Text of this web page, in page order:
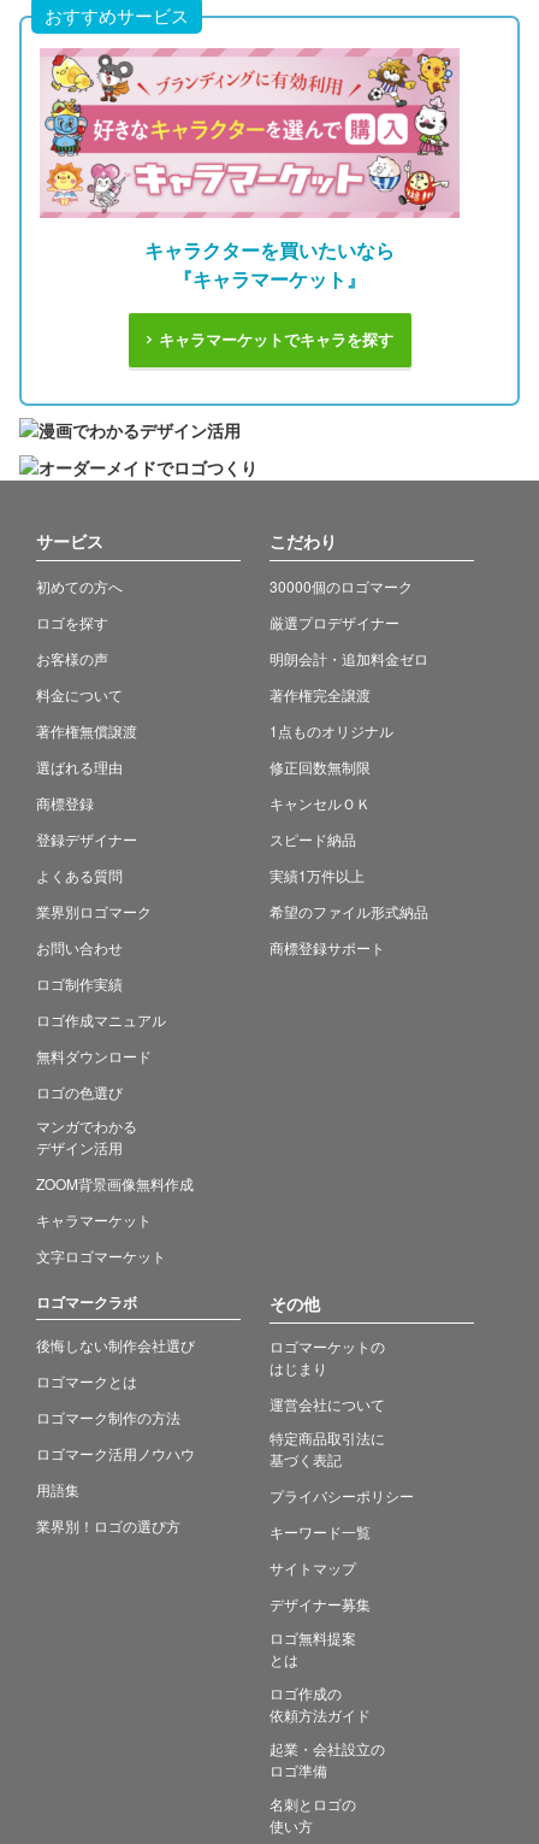
おすすめサービス
キャラクターを買いたいなら
『キャラマーケット』
キャラマーケットでキャラを探す
サービス
初めての方へ
ロゴを探す
お客様の声
料金について
著作権無償譲渡
選ばれる理由
商標登録
登録デザイナー
よくある質問
業界別ロゴマーク
お問い合わせ
ロゴ制作実績
ロゴ作成マニュアル
無料ダウンロード
ロゴの色選び
マンガでわかる
デザイン活用
ZOOM背景画像無料作成
キャラマーケット
文字ロゴマーケット
こだわり
30000個のロゴマーク
厳選プロデザイナー
明朗会計・追加料金ゼロ
著作権完全譲渡
1点ものオリジナル
修正回数無制限
キャンセルＯＫ
スピード納品
実績1万件以上
希望のファイル形式納品
商標登録サポート
ロゴマークラボ
後悔しない制作会社選び
ロゴマークとは
ロゴマーク制作の方法
ロゴマーク活用ノウハウ
用語集
業界別！ロゴの選び方
その他
ロゴマーケットの
はじまり
運営会社について
特定商品取引法に
基づく表記
プライバシーポリシー
キーワード一覧
サイトマップ
デザイナー募集
ロゴ無料提案
とは
ロゴ作成の
依頼方法ガイド
起業・会社設立の
ロゴ準備
名刺とロゴの
使い方